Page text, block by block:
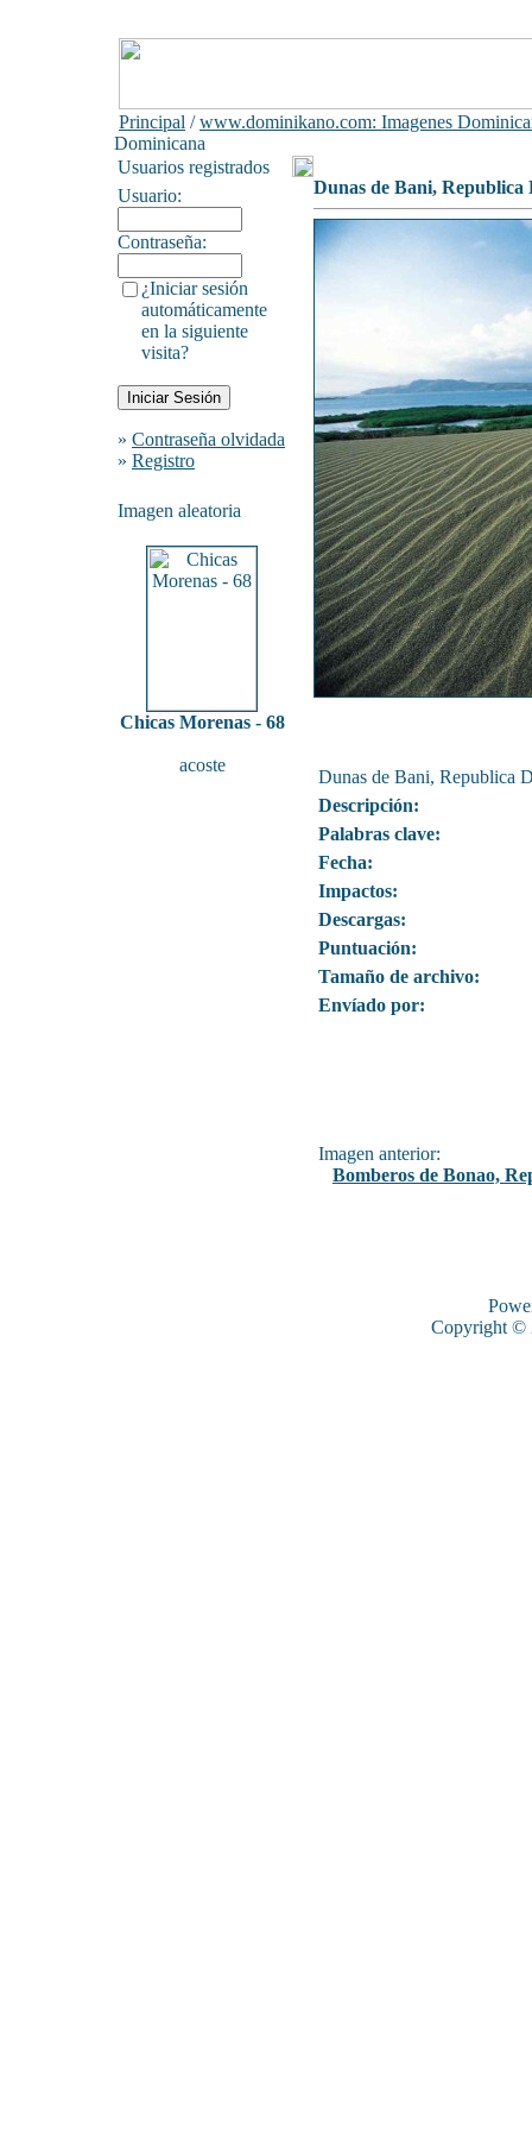
Principal /www.dominikano.com: Imagenes
Dominicana
Usuarios registrados
Usuario:
Contraseña:
¿Iniciar sesión
automáticamente
en la siguiente
visita?
» Contraseña olvidada
» Registro
Imagen aleatoria
Chicas Morenas - 68
acoste
Dunas de Bani, Republica
Dunas de Bani, Republica
Descripción:
Palabras clave:
Fecha:
Impactos:
Descargas:
Puntuación:
Tamaño de archivo:
Envíado por:
Imagen anterior:
Bomberos de Bonao,
Copyright ©